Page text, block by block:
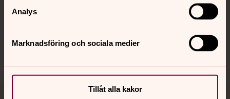
Analys
Marknadsföring och sociala medier
Tillåt alla kakor